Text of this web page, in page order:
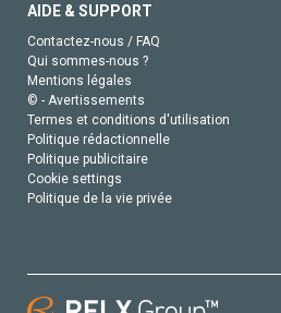
AIDE & SUPPORT
Contactez-nous / FAQ
Qui sommes-nous ?
Mentions légales
© - Avertissements
Termes et conditions d'utilisation
Politique rédactionnelle
Politique publicitaire
Cookie settings
Politique de la vie privée